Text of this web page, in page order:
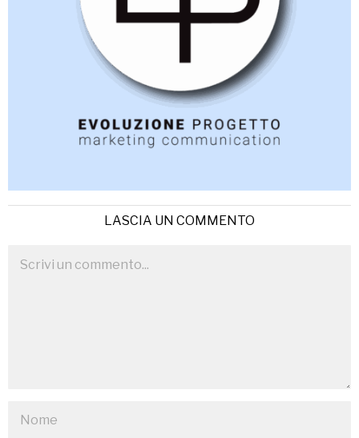
LASCIA UN COMMENTO